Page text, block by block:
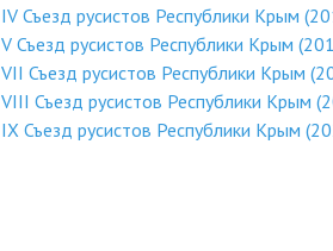
IV Съезд русистов Республики Крым
V Съезд русистов Республики Крым
VII Съезд русистов Республики Крым
VIII Съезд русистов Республики Крым
IX Съезд русистов Республики Крым